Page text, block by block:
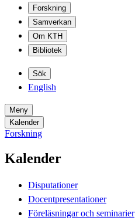
Forskning
Samverkan
Om KTH
Bibliotek
Sök
English
Meny
Kalender
Forskning
Kalender
Disputationer
Docentpresentationer
Föreläsningar och seminarier